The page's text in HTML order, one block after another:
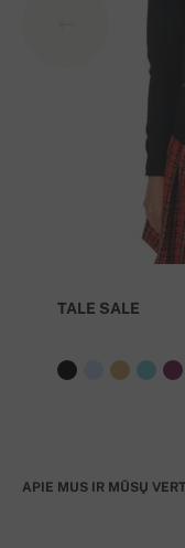
TALE SALE
APIE MUS IR MŪSŲ